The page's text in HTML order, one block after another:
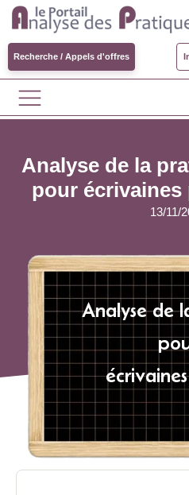
Recherche / Appels d'offres
Analyse de la
pour écrivaines
13/11/
Analyse de